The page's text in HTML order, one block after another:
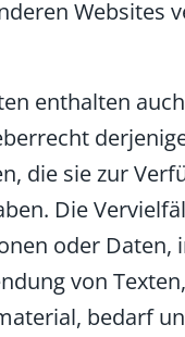
Websites
enthalten
die sie zur
Die
oder Daten,
von
bedarf